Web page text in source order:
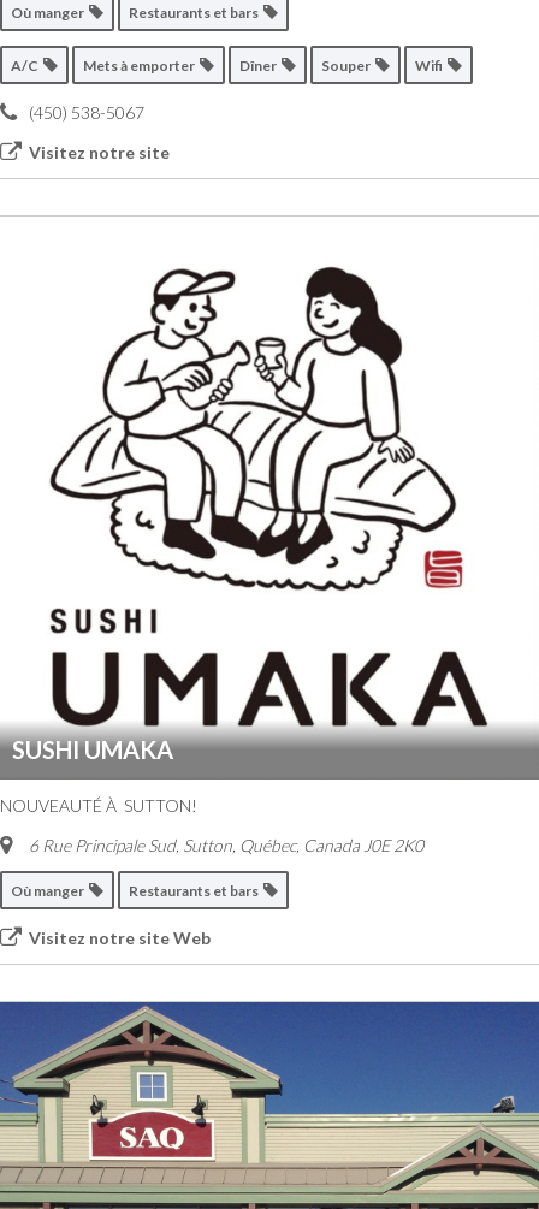
Où manger Restaurants et bars
A/C Mets à emporter Dîner Souper Wifi
(450) 538-5067
Visitez notre site
SUSHI UMAKA
NOUVEAUTÉ À SUTTON!
6 Rue Principale Sud, Sutton, Québec, CanadaJ0E 2K0
Où manger Restaurants et bars
Visitez notre site Web